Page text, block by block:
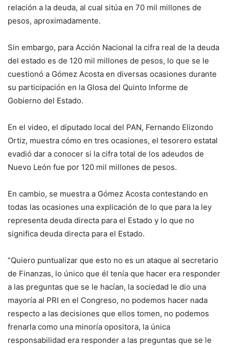
relación a la deuda, al cual sitúa en 70 mil millones de
pesos, aproximadamente.
Sin embargo, para Acción Nacional la cifra real de la deuda
del estado es de 120 mil millones de pesos, lo que se le
cuestionó a Gómez Acosta en diversas ocasiones durante
su participación en la Glosa del Quinto Informe de
Gobierno del Estado.
En el video, el diputado local del PAN, Fernando Elizondo
Ortiz, muestra cómo en tres ocasiones, el tesorero estatal
evadió dar a conocer si la cifra total de los adeudos de
Nuevo León fue por 120 mil millones de pesos.
En cambio, se muestra a Gómez Acosta contestando en
todas las ocasiones una explicación de lo que para la ley
representa deuda directa para el Estado y lo que no
significa deuda directa para el Estado.
“Quiero puntualizar que esto no es un ataque al secretario
de Finanzas, lo único que él tenía que hacer era responder
a las preguntas que se le hacían, la sociedad le dio una
mayoría al PRI en el Congreso, no podemos hacer nada
respecto a las decisiones que ellos tomen, no podemos
frenarla como una minoría opositora, la única
responsabilidad era responder a las preguntas que se le